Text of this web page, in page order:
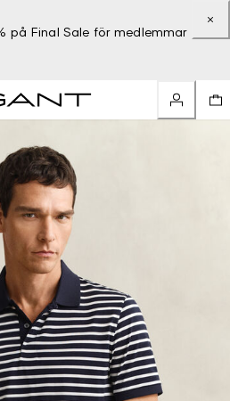
på Final Sale för medlemmar